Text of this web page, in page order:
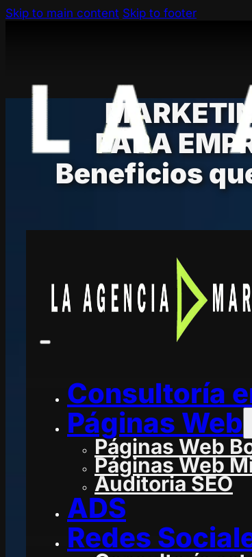
Skip to main content Skip to footer
Consultoría
Páginas Web
Páginas Web
Páginas Web
Auditoria SEO
ADS
Redes
PARA
Beneficios